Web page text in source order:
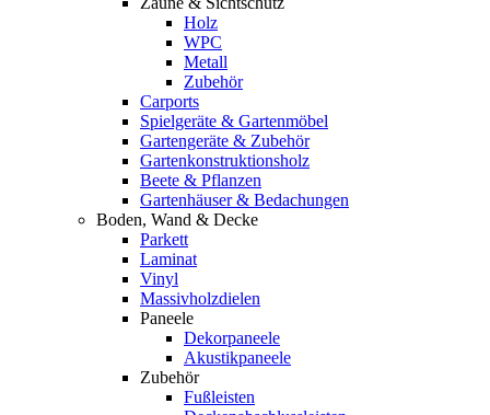
Holz
WPC
Metall
Zubehör
Carports
Spielgeräte & Gartenmöbel
Gartengeräte & Zubehör
Gartenkonstruktionsholz
Beete & Pflanzen
Gartenhäuser & Bedachungen
Boden, Wand & Decke
Parkett
Laminat
Vinyl
Massivholzdielen
Paneele
Dekorpaneele
Akustikpaneele
Zubehör
Fußleisten